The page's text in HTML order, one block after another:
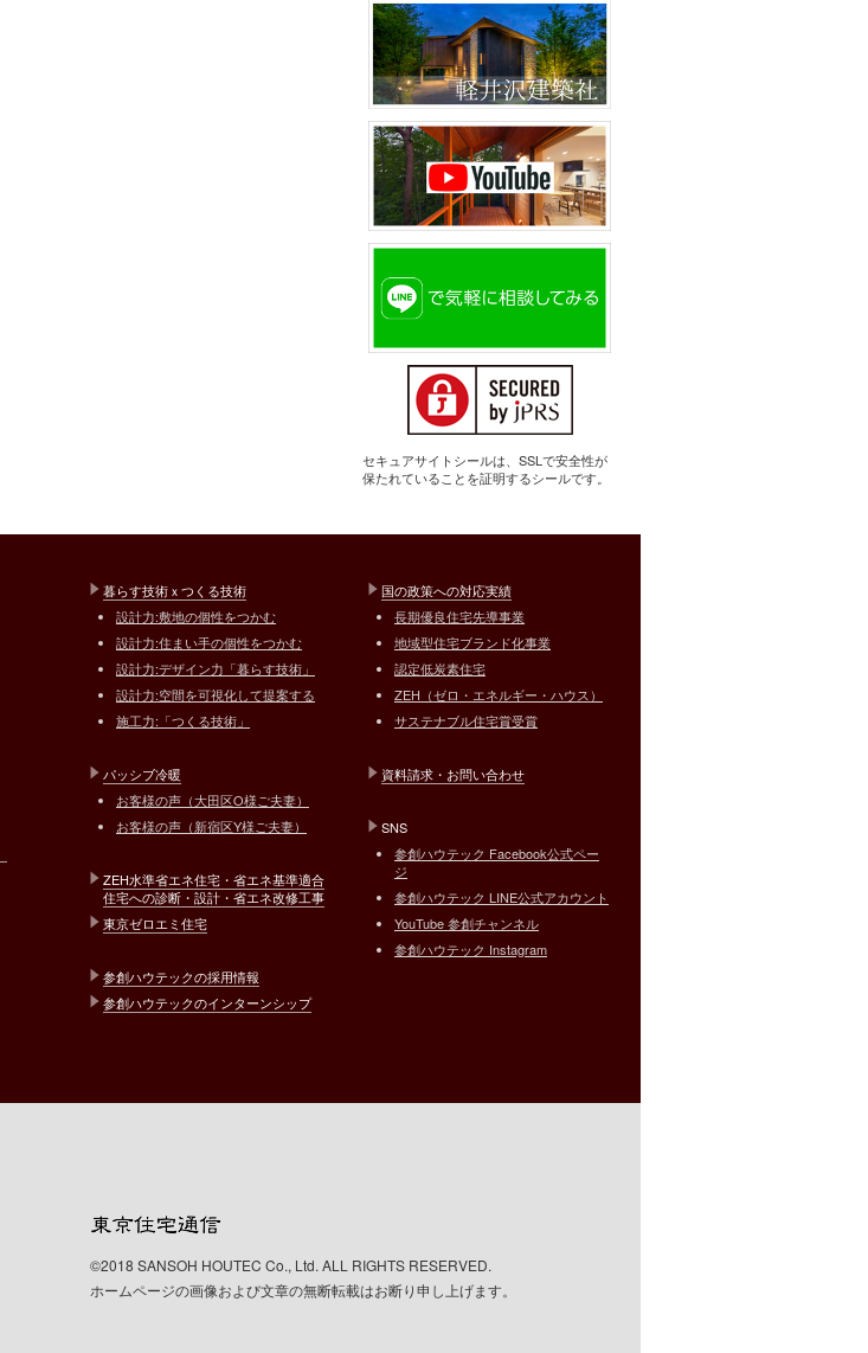
セキュアサイトシールは、SSLで安全性が
保たれていることを証明するシールです。
暮らす技術ｘつくる技術
設計力:敷地の個性をつかむ
設計力:住まい手の個性をつかむ
設計力:デザイン力「暮らす技術」
設計力:空間を可視化して提案する
施工力:「つくる技術」
パッシブ冷暖
お客様の声（大田区O様ご夫妻）
お客様の声（新宿区Y様ご夫妻）
ZEH水準省エネ住宅・省エネ基準適合
住宅への診断・設計・省エネ改修工事
東京ゼロエミ住宅
参創ハウテックの採用情報
参創ハウテックのインターンシップ
国の政策への対応実績
長期優良住宅先導事業
地域型住宅ブランド化事業
認定低炭素住宅
ZEH（ゼロ・エネルギー・ハウス）
サステナブル住宅賞受賞
資料請求・お問い合わせ
SNS
参創ハウテック Facebook公式ペー
ジ
参創ハウテック LINE公式アカウント
YouTube 参創チャンネル
参創ハウテック Instagram
©2018 SANSOH HOUTEC Co., Ltd. ALL RIGHTS RESERVED.
ホームページの画像および文章の無断転載はお断り申し上げます。